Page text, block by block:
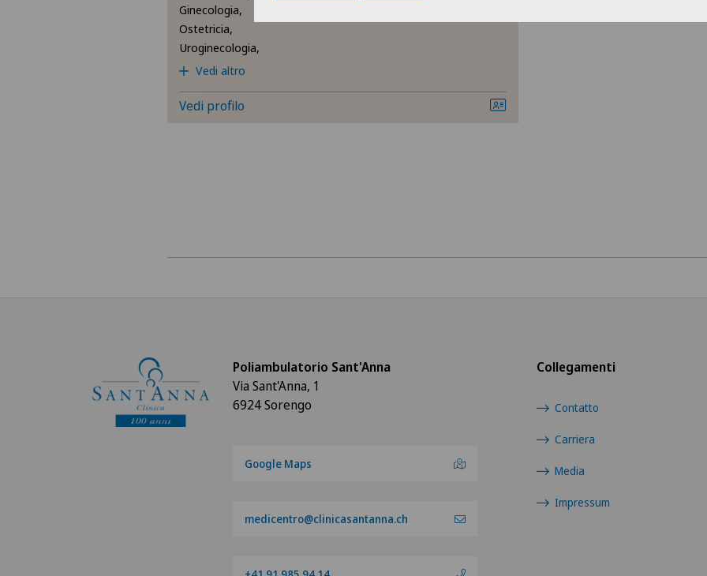
Ginecologia,
Ostetricia,
Uroginecologia,
Vedi altro
Vedi profilo
Collegamenti
Contatto
Carriera
Media
Impressum
Poliambulatorio Sant'Anna
Via Sant'Anna, 1
6924 Sorengo
Google Maps
medicentro@clinicasantanna.ch